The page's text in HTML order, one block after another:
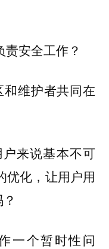
安全工作？
维护者共同在
来说基本不可
优化，让用户用
一个暂时性问